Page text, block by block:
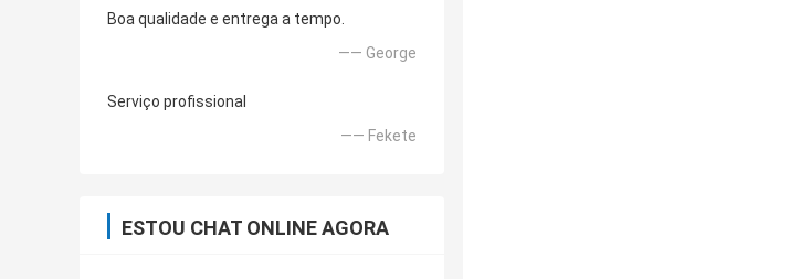
Boa qualidade e entrega a tempo.
—— George
Serviço profissional
—— Fekete
ESTOU CHAT ONLINE AGORA